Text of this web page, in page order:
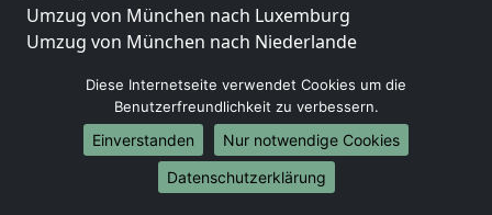
Umzug von München nach Luxemburg
Umzug von München nach Niederlande
Umzüge-Deutschlandweit
Umzug von München nach Berlin
Umzug von München nach Hamburg
Umzug von München nach München
Diese Internetseite verwendet Cookies um die
Benutzerfreundlichkeit zu verbessern.
Einverstanden
Nur notwendige Cookies
Datenschutzerklärung